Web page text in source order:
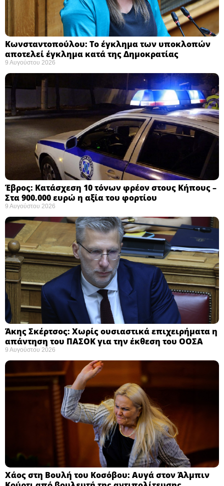
Κωνσταντοπούλου: Το έγκλημα των υποκλοπών
αποτελεί έγκλημα κατά της Δημοκρατίας ​
9 Αυγούστου 2026
Έβρος: Κατάσχεση 10 τόνων φρέον στους Κήπους –
Στα 900.000 ευρώ η αξία του φορτίου ​
9 Αυγούστου 2026
Άκης Σκέρτσος: Χωρίς ουσιαστικά επιχειρήματα η
απάντηση του ΠΑΣΟΚ για την έκθεση του ΟΟΣΑ ​
9 Αυγούστου 2026
Χάος στη Βουλή του Κοσόβου: Αυγά στον Άλμπιν